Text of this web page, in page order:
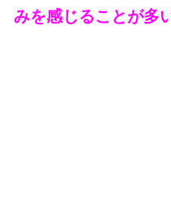
みを感じることが多